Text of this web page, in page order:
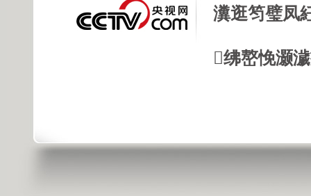
瀵逛笉璧凤
绋嶅悗灏